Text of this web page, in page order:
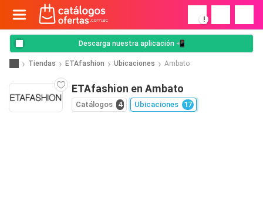
!
Descarga nuestra aplicación 📲
Tiendas ETAfashion Ubicaciones Ambato
ETAfashion en Ambato
Catálogos 4 Ubicaciones 17